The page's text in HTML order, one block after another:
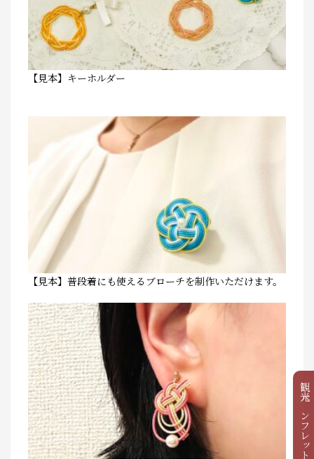
観光パンフレット
【見本】キーホルダー
【見本】普段着にも使えるブローチを制作いただけます。